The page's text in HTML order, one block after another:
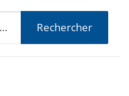
Rechercher